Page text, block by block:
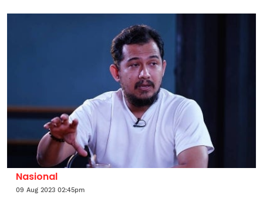
Influenza Malaysia (MIWG) dan...
Nasional
09 Aug 2023 02:45pm